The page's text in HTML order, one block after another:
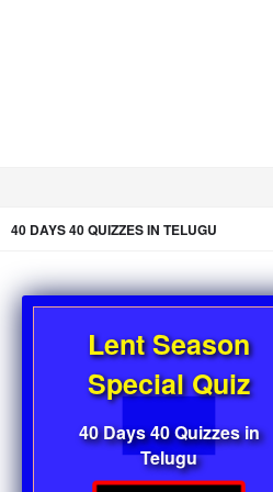
40 DAYS 40 QUIZZES IN TELUGU
Lent Season
Special Quiz
40 Days 40 Quizzes in
Telugu